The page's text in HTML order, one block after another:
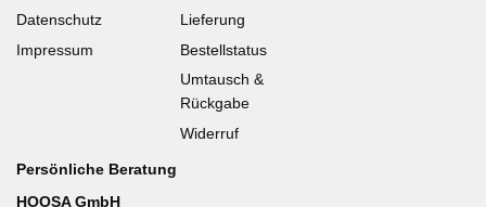
Datenschutz
Impressum
Lieferung
Bestellstatus
Umtausch &
Rückgabe
Widerruf
Persönliche Beratung
HOOSA GmbH